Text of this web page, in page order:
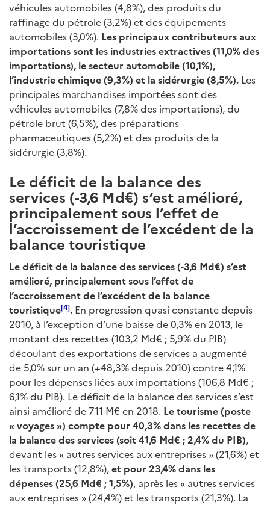
véhicules automobiles (4,8%), des produits du
raffinage du pétrole (3,2%) et des équipements
automobiles (3,0%). Les principaux contributeurs aux
importations sont les industries extractives (11,0% des
importations), le secteur automobile (10,1%),
l’industrie chimique (9,3%) et la sidérurgie (8,5%). Les
principales marchandises importées sont des
véhicules automobiles (7,8% des importations), du
pétrole brut (6,5%), des préparations
pharmaceutiques (5,2%) et des produits de la
sidérurgie (3,8%).
Le déficit de la balance des
services (-3,6 Md€) s’est amélioré,
principalement sous l’effet de
l’accroissement de l’excédent de la
balance touristique
Le déficit de la balance des services (-3,6 Md€) s’est
amélioré, principalement sous l’effet de
l’accroissement de l’excédent de la balance
touristique[4]. En progression quasi constante depuis
2010, à l’exception d’une baisse de 0,3% en 2013, le
montant des recettes (103,2 Md€ ; 5,9% du PIB)
découlant des exportations de services a augmenté
de 5,0% sur un an (+48,3% depuis 2010) contre 4,1%
pour les dépenses liées aux importations (106,8 Md€ ;
6,1% du PIB). Le déficit de la balance des services s’est
ainsi amélioré de 711 M€ en 2018. Le tourisme (poste
« voyages ») compte pour 40,3% dans les recettes de
la balance des services (soit 41,6 Md€ ; 2,4% du PIB),
devant les « autres services aux entreprises » (21,6%) et
les transports (12,8%),et pour 23,4% dans les
dépenses (25,6 Md€ ; 1,5%), après les « autres services
aux entreprises » (24,4%) et les transports (21,3%). La